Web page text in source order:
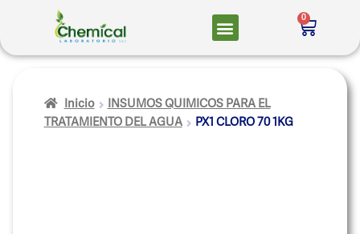
0
Inicio
INSUMOS QUIMICOS PARA EL
TRATAMIENTO DEL AGUA
PX1 CLORO 70 1KG